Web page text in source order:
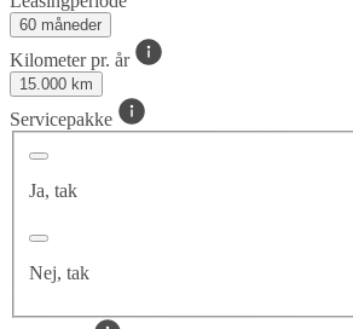
60 måneder
Kilometer pr. år
15.000 km
Servicepakke
Ja, tak
Nej, tak